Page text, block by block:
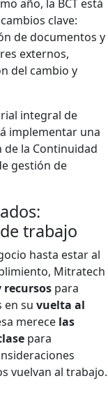
año, la BCT está
clave:
de documentos y
externos,
del cambio y
integral de
implementar una
la Continuidad
gestión de
trabajo
hasta estar al
Mitratech
recursos para
en su vuelta al
merece las
para
vuelvan al trabajo.